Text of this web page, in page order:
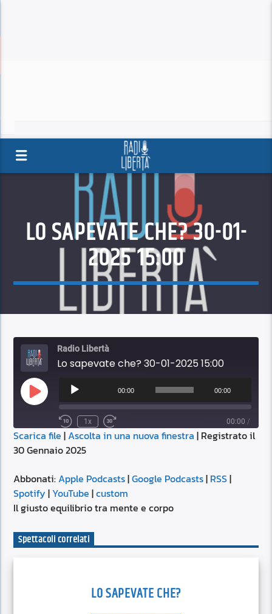
LO SAPEVATE CHE? 30-01-
2025 15:00
Radio Libertà
Lo sapevate che? 30-01-2025 15:00
Play
Episode
Audio
Player
00:00 00:00
1x 00:00 /
SUBSCRIBE SHARE
Apple Podcasts
YouTube
SHARE
LINK
Scarica file |Ascolta in una nuova finestra | Registrato il
30 Gennaio 2025
Abbonati:Apple Podcasts|Google Podcasts| RSS|
Spotify | YouTube |custom
Il giusto equilibrio tra mente e corpo
Spettacoli correlati
LO SAPEVATE CHE?